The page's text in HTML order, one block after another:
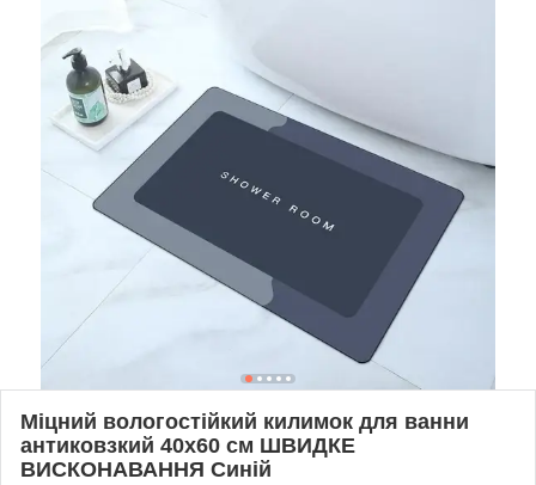
Міцний вологостійкий килимок для ванни
антиковзкий 40х60 см ШВИДКЕ
ВИСКОНАВАННЯ Синій